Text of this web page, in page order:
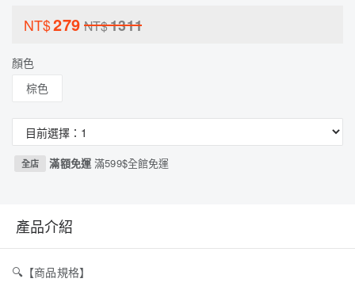
NT$279 NT$1311
顏色
棕色
全店 滿額免運滿599$全館免運
產品介紹
🔍 【商品規格】